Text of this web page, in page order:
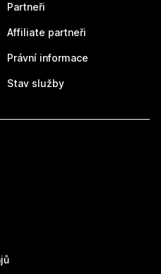
Partneři
Affiliate partneři
Právní informace
Stav služby